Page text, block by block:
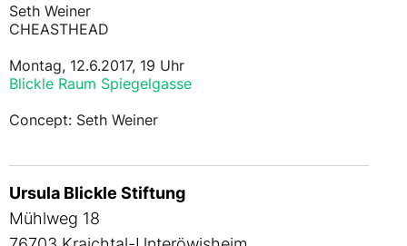
Seth Weiner
CHEASTHEAD
Montag, 12.6.2017, 19 Uhr
Blickle Raum Spiegelgasse
Concept: Seth Weiner
Ursula Blickle Stiftung
Mühlweg 18